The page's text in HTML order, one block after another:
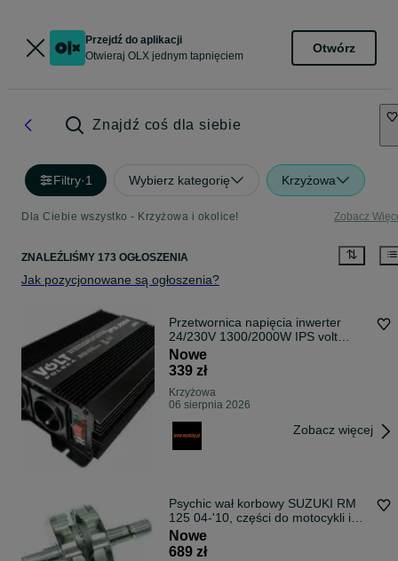
Przejdź do aplikacji
Otwieraj OLX jednym tapnięciem
Otwórz
Znajdź coś dla siebie
Filtry·1 Wybierz kategorię Krzyżowa
Dla Ciebie wszystko - Krzyżowa i okolice! Zobacz
ZNALEŹLIŚMY 173 OGŁOSZENIA
Jak pozycjonowane są ogłoszenia?
Przetwornica napięcia inwerter
24/230V 1300/2000W IPS volt
polska usb
Nowe
339 zł
Krzyżowa
06 sierpnia 2026
Zobacz więcej
Psychic wał korbowy SUZUKI RM
125 04-'10, części do motocykli i
ATV
Nowe
689 zł